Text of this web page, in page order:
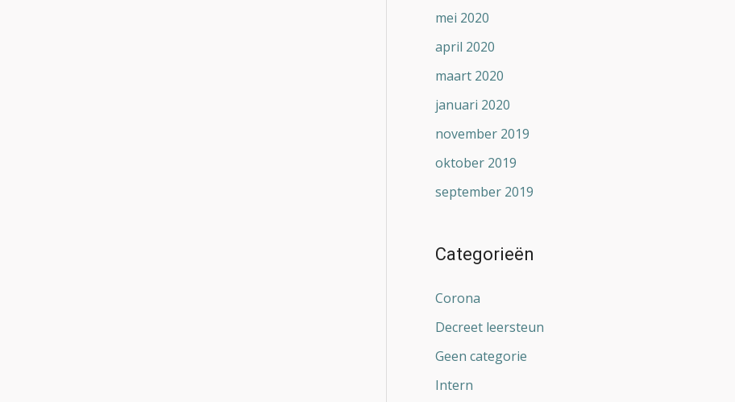
mei 2020
april 2020
maart 2020
januari 2020
november 2019
oktober 2019
september 2019
Categorieën
Corona
Decreet leersteun
Geen categorie
Intern